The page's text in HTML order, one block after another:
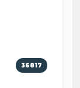
36817